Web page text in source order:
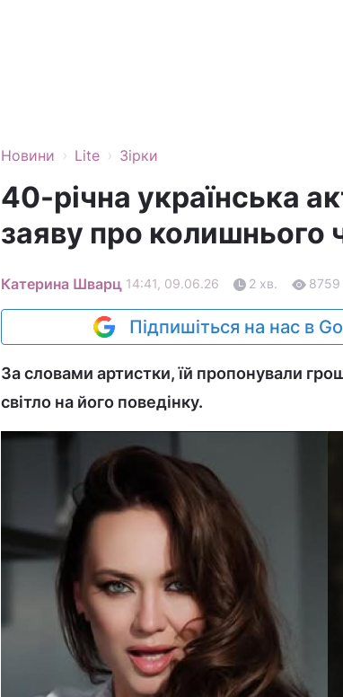
Новини › Lite › Зірки
40-річна українська
заяву про колишнього
Катерина Шварц 14:41, 09.06.26 2 хв. 8759
Підпишіться на нас в
За словами артистки, їй пропонували
світло на його поведінку.